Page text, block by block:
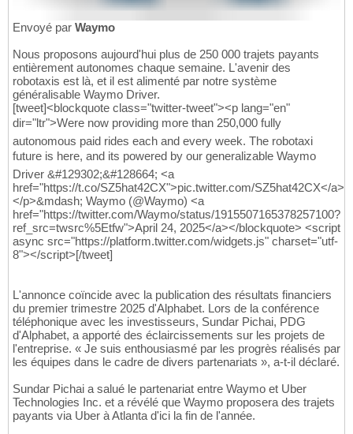
Envoyé par Waymo
Nous proposons aujourd'hui plus de 250 000 trajets payants
entièrement autonomes chaque semaine. L'avenir des
robotaxis est là, et il est alimenté par notre système
généralisable Waymo Driver.
[tweet]<blockquote class="twitter-tweet"><p lang="en"
dir="ltr">Were now providing more than 250,000 fully
autonomous paid rides each and every week. The robotaxi
future is here, and its powered by our generalizable Waymo
Driver &#129302;&#128664; <a
href="https://t.co/SZ5hat42CX">pic.twitter.com/SZ5hat42CX</a>
</p>&mdash; Waymo (@Waymo) <a
href="https://twitter.com/Waymo/status/1915507165378257100?
ref_src=twsrc%5Etfw">April 24, 2025</a></blockquote> <script
async src="https://platform.twitter.com/widgets.js" charset="utf-
8"></script>[/tweet]
L'annonce coïncide avec la publication des résultats financiers
du premier trimestre 2025 d'Alphabet. Lors de la conférence
téléphonique avec les investisseurs, Sundar Pichai, PDG
d'Alphabet, a apporté des éclaircissements sur les projets de
l'entreprise. « Je suis enthousiasmé par les progrès réalisés par
les équipes dans le cadre de divers partenariats », a-t-il déclaré.
Sundar Pichai a salué le partenariat entre Waymo et Uber
Technologies Inc. et a révélé que Waymo proposera des trajets
payants via Uber à Atlanta d'ici la fin de l'année.